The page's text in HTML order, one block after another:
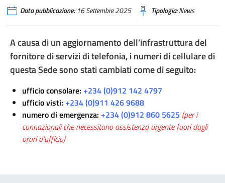
Data pubblicazione:16 Settembre 2025 Tipologia:News
A causa di un aggiornamento dell’infrastruttura del
fornitore di servizi di telefonia, i numeri di cellulare di
questa Sede sono stati cambiati come di seguito:
ufficio consolare: +234 (0)912 142 4797
ufficio visti: +234 (0)911 426 9688
numero di emergenza: +234 (0)912 860 5625 (per i
connazionali che necessitano assistenza urgente fuori dagli
orari d’ufficio)